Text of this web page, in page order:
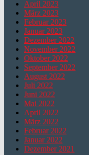
April 2023
März 2023
Februar 2023
Januar 2023
Dezember 2022
November 2022
Oktober 2022
September 2022
August 2022
Juli 2022
Juni 2022
Mai 2022
April 2022
März 2022
Februar 2022
Januar 2022
Dezember 2021